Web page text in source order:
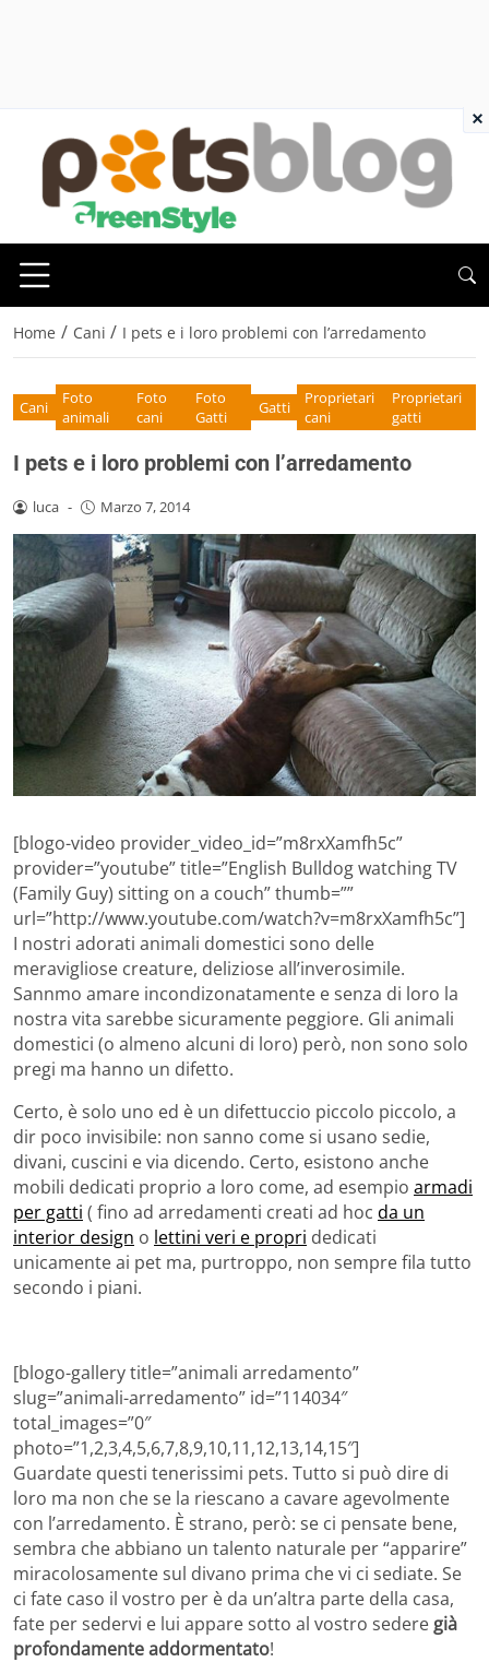
Home / Cani / I pets e i loro problemi con l’arredamento
Cani
Foto
animali
Foto
cani
Foto
Gatti
Gatti
Proprietari
cani
Proprietari
gatti
I pets e i loro problemi con l’arredamento
luca - Marzo 7, 2014
[blogo-video provider_video_id=”m8rxXamfh5c”
provider=”youtube” title=”English Bulldog watching TV
(Family Guy) sitting on a couch” thumb=””
url=”http://www.youtube.com/watch?v=m8rxXamfh5c”]
I nostri adorati animali domestici sono delle
meravigliose creature, deliziose all’inverosimile.
Sannmo amare incondizonatamente e senza di loro la
nostra vita sarebbe sicuramente peggiore. Gli animali
domestici (o almeno alcuni di loro) però, non sono solo
pregi ma hanno un difetto.
Certo, è solo uno ed è un difettuccio piccolo piccolo, a
dir poco invisibile: non sanno come si usano sedie,
divani, cuscini e via dicendo. Certo, esistono anche
mobili dedicati proprio a loro come, ad esempio armadi
per gatti ( fino ad arredamenti creati ad hoc da un
interior design o lettini veri e propri dedicati
unicamente ai pet ma, purtroppo, non sempre fila tutto
secondo i piani.
[blogo-gallery title=”animali arredamento”
slug=”animali-arredamento” id=”114034″
total_images=”0″
photo=”1,2,3,4,5,6,7,8,9,10,11,12,13,14,15″]
Guardate questi tenerissimi pets. Tutto si può dire di
loro ma non che se la riescano a cavare agevolmente
con l’arredamento. È strano, però: se ci pensate bene,
sembra che abbiano un talento naturale per “apparire”
miracolosamente sul divano prima che vi ci sediate. Se
ci fate caso il vostro per è da un’altra parte della casa,
fate per sedervi e lui appare sotto al vostro sedere già
profondamente addormentato!
×